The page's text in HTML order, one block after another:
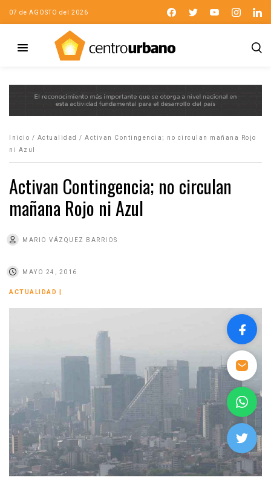
07 de AGOSTO del 2026
Inicio / Actualidad / Activan Contingencia; no circulan mañana Rojo
ni Azul
Activan Contingencia; no circulan
mañana Rojo ni Azul
MARIO VÁZQUEZ BARRIOS
MAYO 24, 2016
ACTUALIDAD